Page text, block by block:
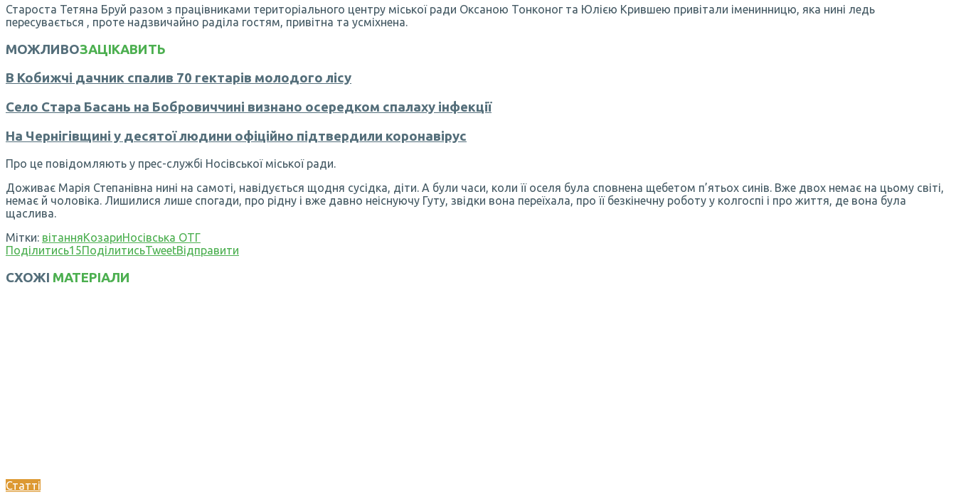
Староста Тетяна Бруй разом з працівниками територіального центру міської ради Оксаною Тонконог та Юлією Крившею привітали іменинницю, яка нині ледь
пересувається , проте надзвичайно раділа гостям, привітна та усміхнена.
МОЖЛИВОЗАЦІКАВИТЬ
В Кобижчі дачник спалив 70 гектарів молодого лісу
Село Стара Басань на Бобровиччині визнано осередком спалаху інфекції
На Чернігівщині у десятої людини офіційно підтвердили коронавірус
Про це повідомляють у прес-службі Носівської міської ради.
Доживає Марія Степанівна нині на самоті, навідується щодня сусідка, діти. А були часи, коли її оселя була сповнена щебетом п’ятьох синів. Вже двох немає на цьому світі,
немає й чоловіка. Лишилися лише спогади, про рідну і вже давно неіснуючу Гуту, звідки вона переїхала, про її безкінечну роботу у колгоспі і про життя, де вона була
щаслива.
Мітки: вітанняКозариНосівська ОТГ
Поділитись15ПоділитисьTweetВідправити
СХОЖІ МАТЕРІАЛИ
Статті